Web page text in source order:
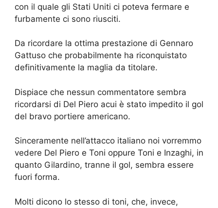
con il quale gli Stati Uniti ci poteva fermare e
furbamente ci sono riusciti.
Da ricordare la ottima prestazione di Gennaro
Gattuso che probabilmente ha riconquistato
definitivamente la maglia da titolare.
Dispiace che nessun commentatore sembra
ricordarsi di Del Piero acui è stato impedito il gol
del bravo portiere americano.
Sinceramente nell’attacco italiano noi vorremmo
vedere Del Piero e Toni oppure Toni e Inzaghi, in
quanto Gilardino, tranne il gol, sembra essere
fuori forma.
Molti dicono lo stesso di toni, che, invece,